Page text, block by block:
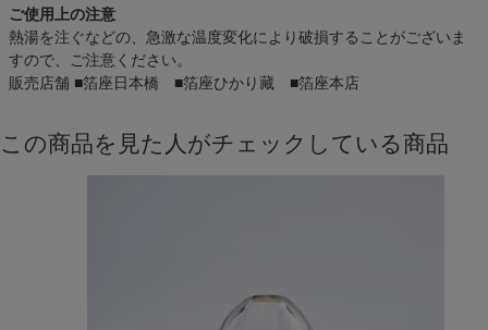
ご使用上の注意
熱湯を注ぐなどの、急激な温度変化により破損することがございま
すので、ご注意ください。
販売店舗 ■箔座日本橋 ■箔座ひかり藏 ■箔座本店
この商品を見た人がチェックしている商品